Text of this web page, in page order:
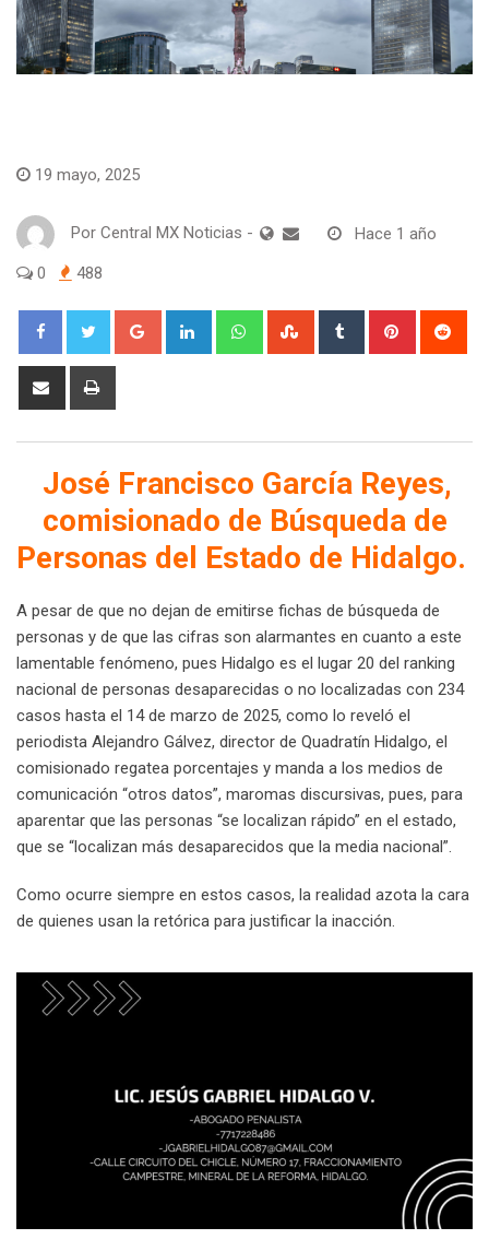
19 mayo, 2025
Por Central MX Noticias - Hace 1 año
0 488
Google+ LinkedIn WhatsappStumbleUpon
Tumblr Pinterest
Share
José Francisco García Reyes,
comisionado de Búsqueda de
Personas del Estado de Hidalgo.
A pesar de que no dejan de emitirse fichas de búsqueda de
personas y de que las cifras son alarmantes en cuanto a este
lamentable fenómeno, pues Hidalgo es el lugar 20 del ranking
nacional de personas desaparecidas o no localizadas con 234
casos hasta el 14 de marzo de 2025, como lo reveló el
periodista Alejandro Gálvez, director de Quadratín Hidalgo, el
comisionado regatea porcentajes y manda a los medios de
comunicación “otros datos”, maromas discursivas, pues, para
aparentar que las personas “se localizan rápido” en el estado,
que se “localizan más desaparecidos que la media nacional”.
Como ocurre siempre en estos casos, la realidad azota la cara
de quienes usan la retórica para justificar la inacción.